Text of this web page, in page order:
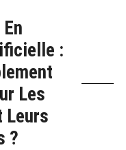
:
Les
Leurs
?